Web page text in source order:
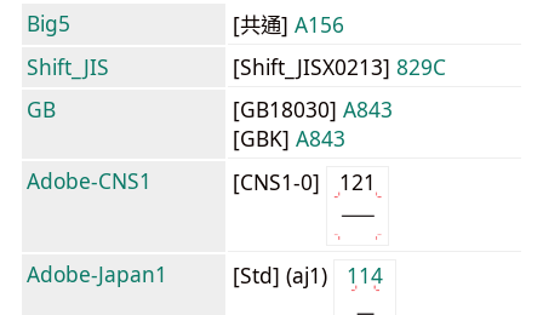
Big5 [共通] A156
Shift_JIS
[Shift_JISX0213] 829C
GB
[GB18030] A843
[GBK] A843
Adobe-CNS1
[CNS1-0] 121
Adobe-Japan1 [Std] (aj1) 114